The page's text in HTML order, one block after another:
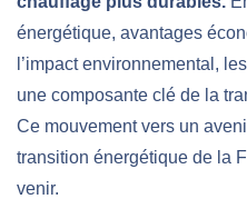
énergétique, avantages
l’impact environnemental,
une composante clé de la
Ce mouvement vers un
transition énergétique de la
venir.